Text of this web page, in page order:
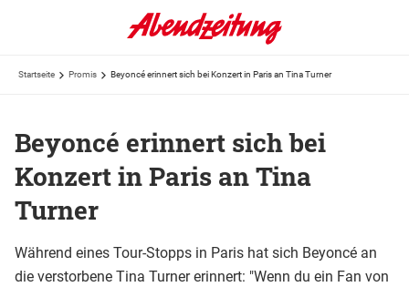
Startseite Promis Beyoncé erinnert sich bei Konzert in Paris an Tina Turner
Beyoncé erinnert sich bei
Konzert in Paris an Tina
Turner
Während eines Tour-Stopps in Paris hat sich Beyoncé an
die verstorbene Tina Turner erinnert: "Wenn du ein Fan von